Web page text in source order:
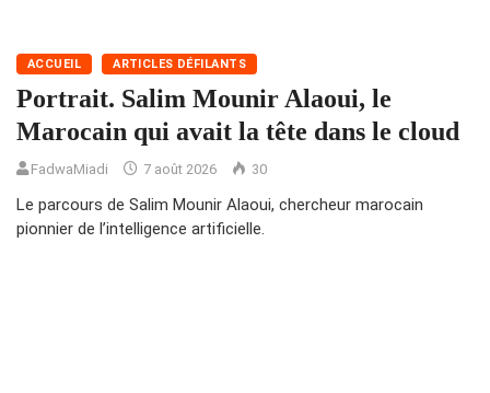
ACCUEIL ARTICLES DÉFILANTS
Portrait. Salim Mounir Alaoui, le
Marocain qui avait la tête dans le cloud
FadwaMiadi 7 août 2026 30
Le parcours de Salim Mounir Alaoui, chercheur marocain
pionnier de l’intelligence artificielle.